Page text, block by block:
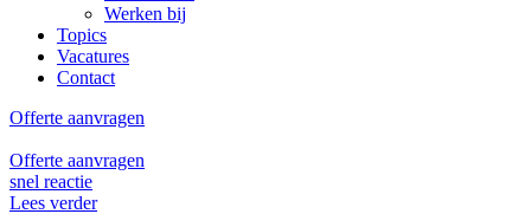
Werken bij
Topics
Vacatures
Contact
Offerte aanvragen
Offerte aanvragen
snel reactie
Lees verder